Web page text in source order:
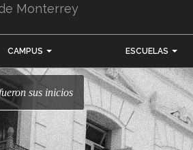
Monterrey
CAMPUS ESCUELAS
sus inicios